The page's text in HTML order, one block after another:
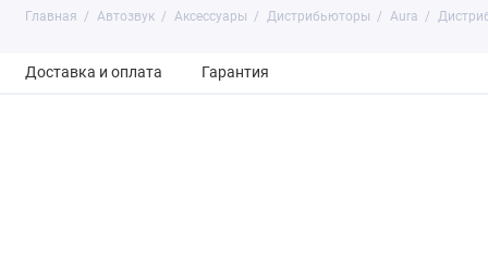
Главная Автозвук Аксессуары Дистрибьюторы Aura
Доставка и оплата Гарантия